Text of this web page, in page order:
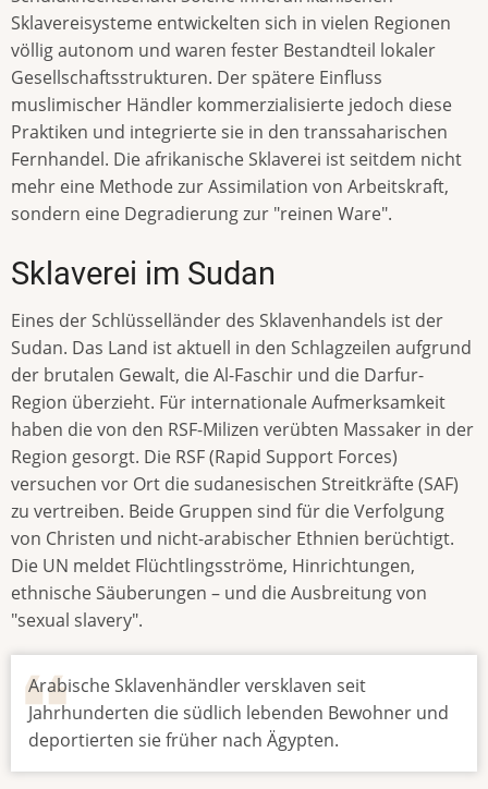
Sklavereisysteme entwickelten sich in vielen Regionen
völlig autonom und waren fester Bestandteil lokaler
Gesellschaftsstrukturen. Der spätere Einfluss
muslimischer Händler kommerzialisierte jedoch diese
Praktiken und integrierte sie in den transsaharischen
Fernhandel. Die afrikanische Sklaverei ist seitdem nicht
mehr eine Methode zur Assimilation von Arbeitskraft,
sondern eine Degradierung zur "reinen Ware".
Sklaverei im Sudan
Eines der Schlüsselländer des Sklavenhandels ist der
Sudan. Das Land ist aktuell in den Schlagzeilen aufgrund
der brutalen Gewalt, die Al-Faschir und die Darfur-
Region überzieht. Für internationale Aufmerksamkeit
haben die von den RSF-Milizen verübten Massaker in der
Region gesorgt. Die RSF (Rapid Support Forces)
versuchen vor Ort die sudanesischen Streitkräfte (SAF)
zu vertreiben. Beide Gruppen sind für die Verfolgung
von Christen und nicht-arabischer Ethnien berüchtigt.
Die UN meldet Flüchtlingsströme, Hinrichtungen,
ethnische Säuberungen – und die Ausbreitung von
"sexual slavery".
Arabische Sklavenhändler versklaven seit
Jahrhunderten die südlich lebenden Bewohner und
deportierten sie früher nach Ägypten.